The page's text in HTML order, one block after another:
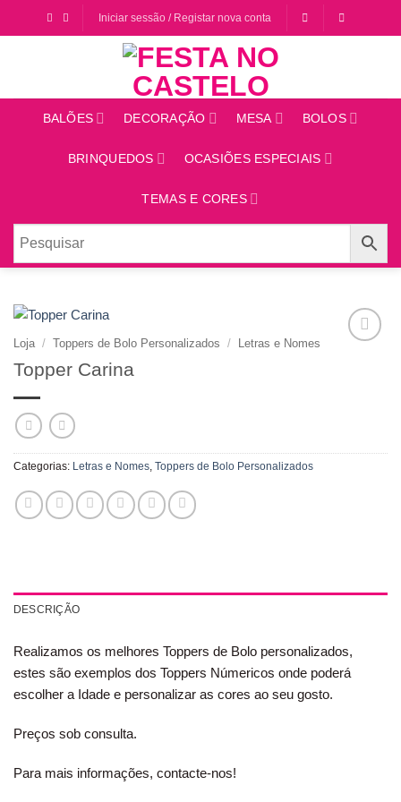
Iniciar sessão / Registar nova conta
BALÕES DECORAÇÃO MESA BOLOS
BRINQUEDOS OCASIÕES ESPECIAIS
TEMAS E CORES
Loja / Toppers de Bolo Personalizados / Letras e Nomes
Topper Carina
Categorias: Letras e Nomes, Toppers de Bolo Personalizados
DESCRIÇÃO
Realizamos os melhores Toppers de Bolo personalizados,
estes são exemplos dos Toppers Númericos onde poderá
escolher a Idade e personalizar as cores ao seu gosto.
Preços sob consulta.
Para mais informações, contacte-nos!